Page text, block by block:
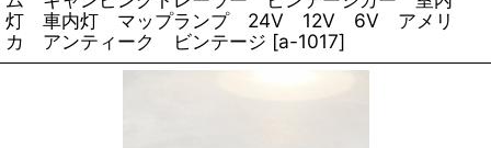
灯 車内灯 マップランプ 24V 12V 6V アメリ
カ アンティーク ビンテージ [a-1017]